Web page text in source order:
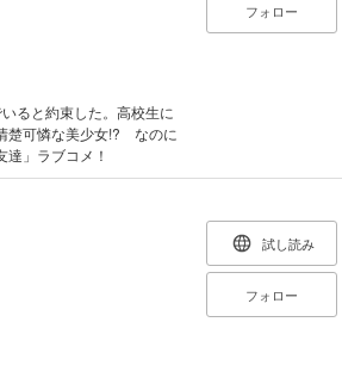
配信の同電子書籍からカバ
ると約束した。高校生に
楚可憐な美少女!? なのに
」ラブコメ！
フォロー
試し読み
フォロー